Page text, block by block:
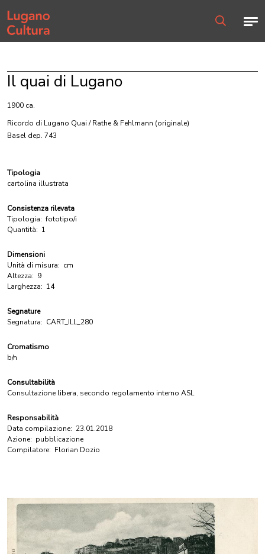
Home page
Il quai di Lugano
1900 ca.
Ricordo di Lugano Quai / Rathe & Fehlmann (originale)
Basel dep. 743
Tipologia
cartolina illustrata
Consistenza rilevata
Tipologia: fototipo/i
Quantità: 1
Dimensioni
Unità di misura: cm
Altezza: 9
Larghezza: 14
Segnature
Segnatura: CART_ILL_280
Cromatismo
b/n
Consultabilità
Consultazione libera, secondo regolamento interno ASL
Responsabilità
Data compilazione: 23.01.2018
Azione: pubblicazione
Compilatore: Florian Dozio